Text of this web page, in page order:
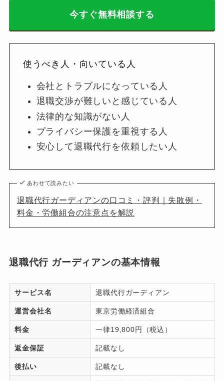
今すぐ無料相談する
使うべき人・向いている人
会社とトラブルになっている人
退職交渉が難しいと感じている人
法律的な知識がない人
プライバシー保護を重視する人
安心して退職代行を依頼したい人
あわせて読みたい
退職代行ガーディアンの口コミ・評判｜失敗例・
料金・労働組合の注意点を解説
退職代行 ガーディアンの基本情報
サービス名 退職代行ガーディアン
運営会社名 東京労働経済組合
料金 一律19,800円（税込）
返金保証 記載なし
後払い 記載なし